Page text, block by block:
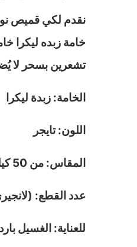
نقدم لكي قميص
تشعرين بسحر لا
الخامة: زبدة ليكرا
اللون: تايجر
المقاس: من 50 كيلو – 75 كيلو
عدد القطع:
للعناية: الغسيل بارد